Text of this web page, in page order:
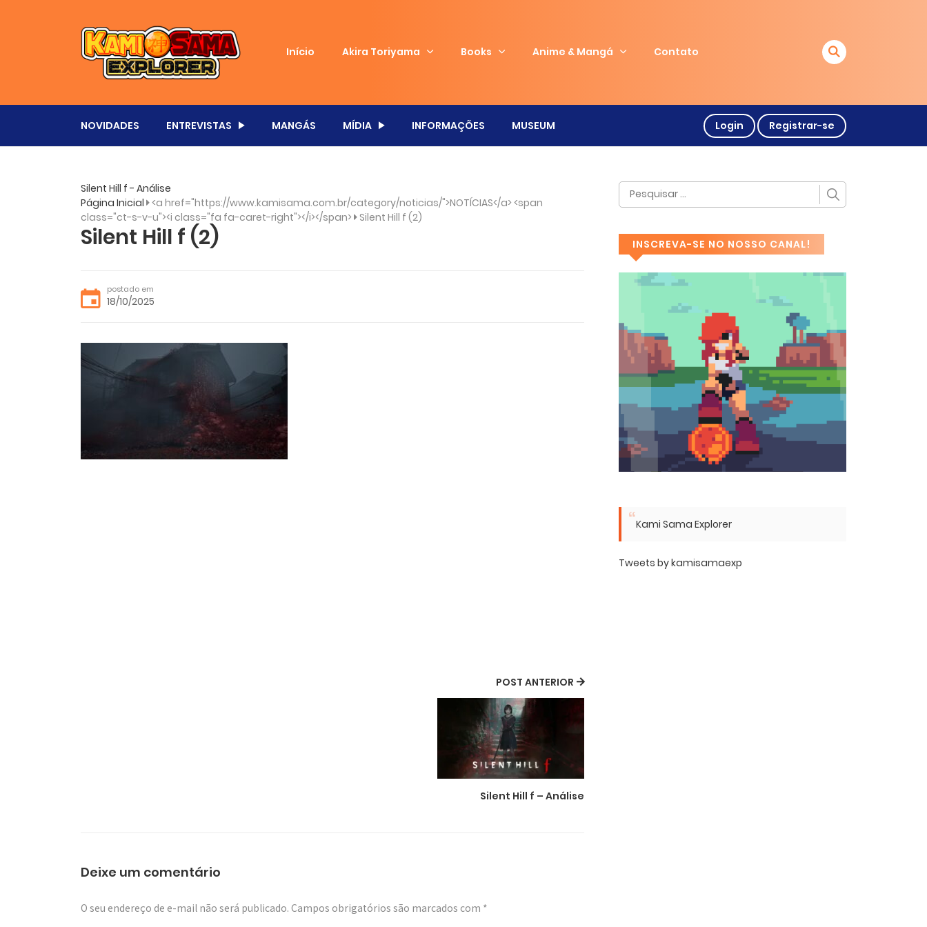
Início Akira Toriyama Books Anime & Mangá Contato
NOVIDADES ENTREVISTAS MANGÁS MÍDIA INFORMAÇÕES MUSEUM Login Registrar-se
Silent Hill f - Análise
Página Inicial <a href="https://www.kamisama.com.br/category/noticias/">NOTÍCIAS</a> <span
class="ct-s-v-u"><i class="fa fa-caret-right"></i></span> Silent Hill f (2)
Silent Hill f (2)
postado em
18/10/2025
POST ANTERIOR
Silent Hill f – Análise
Deixe um comentário
O seu endereço de e-mail não será publicado. Campos obrigatórios são marcados com *
INSCREVA-SE NO NOSSO CANAL!
Kami Sama Explorer
Tweets by kamisamaexp